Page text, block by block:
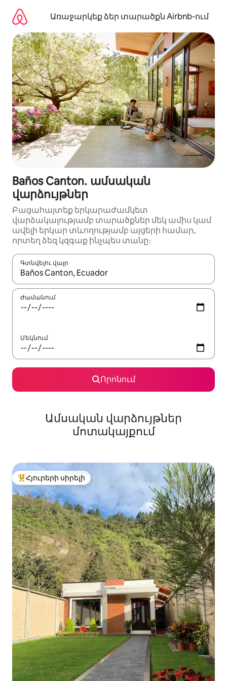
բովանդակությանըԱռաջարկեք ձեր տարածքն Airbnb-ում
Baños Canton․ ամսական
վարձույթներ
Բացահայտեք երկարաժամկետ
վարձակալությամբ տարածքներ մեկ ամիս կամ
ավելի երկար տևողությամբ այցերի համար,
որտեղ ձեզ կզգաք ինչպես տանը։
Գտնվելու վայր
Երբ արդյունքները հասանելի լինեն, սլաքների
Ժամանում
Մեկնում
Որոնում
Ամսական վարձույթներ
մոտակայքում
Հյուրերի սիրելի լավագույն տները
Հյուրերի սիրելի